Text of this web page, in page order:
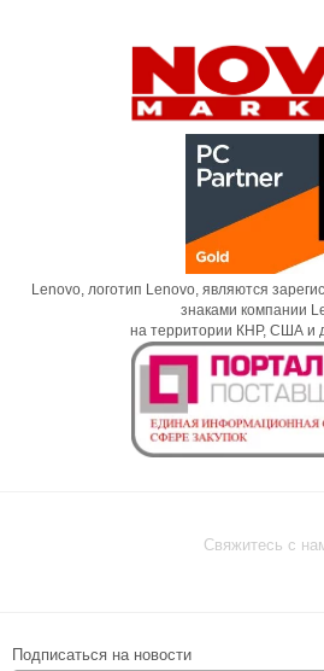
Lenovo, логотип Lenovo, являются
знаками компании
на территории КНР, США и
Свяжитесь с
Подписаться на новости